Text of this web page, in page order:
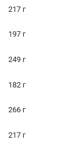
217 г
197 г
249 г
182 г
266 г
217 г